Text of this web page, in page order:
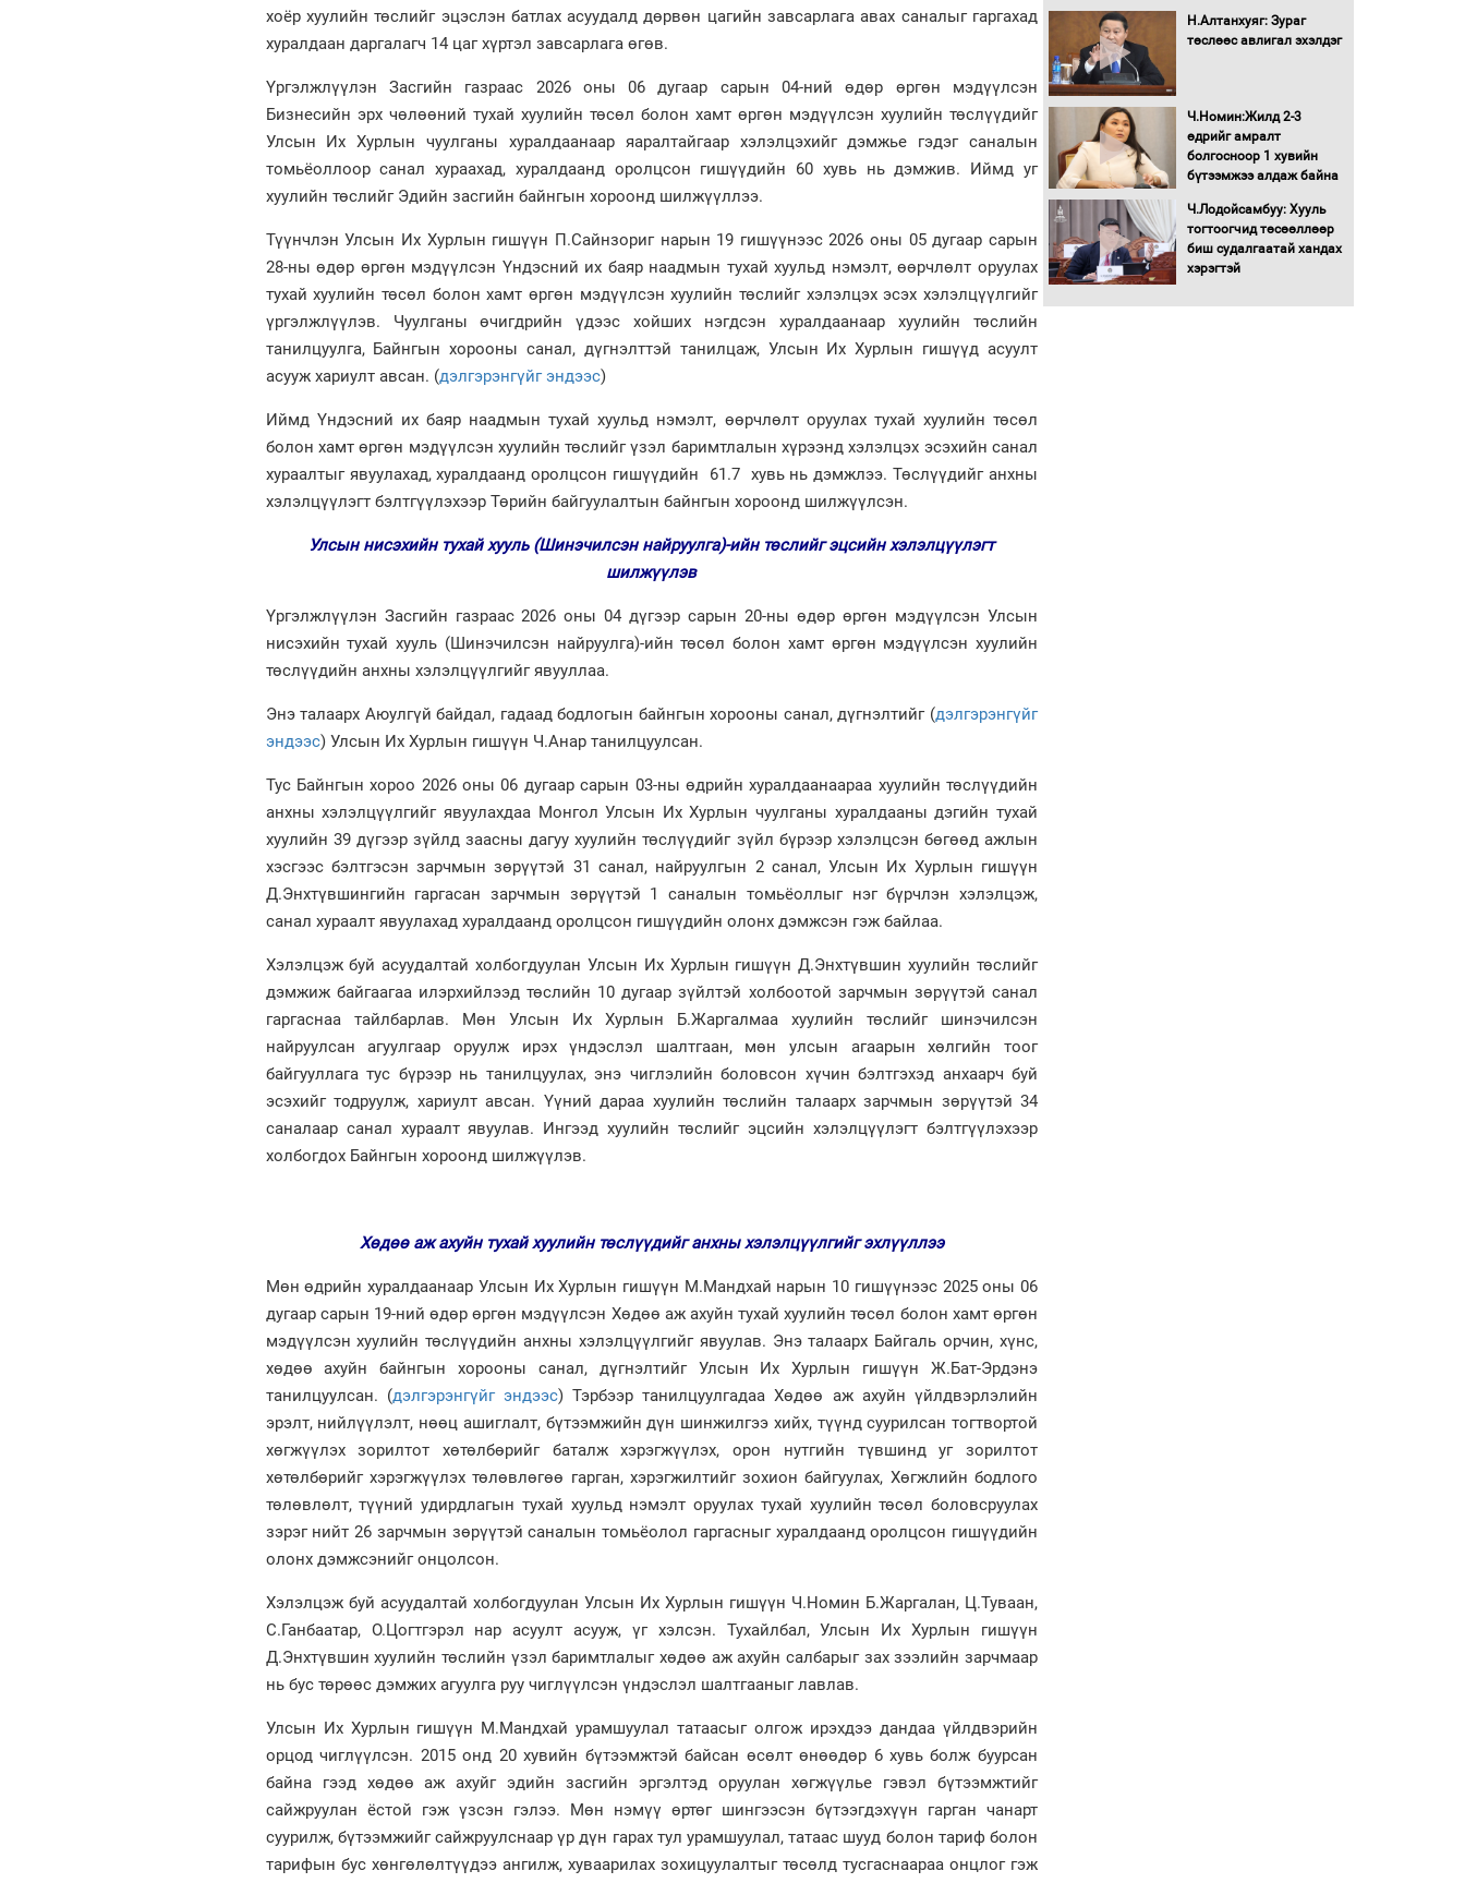
хоёр хуулийн төслийг эцэслэн батлах асуудалд дөрвөн цагийн завсарлага авах саналыг гаргахад
хуралдаан даргалагч 14 цаг хүртэл завсарлага өгөв.
Үргэлжлүүлэн Засгийн газраас 2026 оны 06 дугаар сарын 04-ний өдөр өргөн мэдүүлсэн
Бизнесийн эрх чөлөөний тухай хуулийн төсөл болон хамт өргөн мэдүүлсэн хуулийн төслүүдийг
Улсын Их Хурлын чуулганы хуралдаанаар яаралтайгаар хэлэлцэхийг дэмжье гэдэг саналын
томьёоллоор санал хураахад, хуралдаанд оролцсон гишүүдийн 60 хувь нь дэмжив. Иймд уг
хуулийн төслийг Эдийн засгийн байнгын хороонд шилжүүллээ.
Түүнчлэн Улсын Их Хурлын гишүүн П.Сайнзориг нарын 19 гишүүнээс 2026 оны 05 дугаар сарын
28-ны өдөр өргөн мэдүүлсэн Үндэсний их баяр наадмын тухай хуульд нэмэлт, өөрчлөлт оруулах
тухай хуулийн төсөл болон хамт өргөн мэдүүлсэн хуулийн төслийг хэлэлцэх эсэх хэлэлцүүлгийг
үргэлжлүүлэв. Чуулганы өчигдрийн үдээс хойших нэгдсэн хуралдаанаар хуулийн төслийн
танилцуулга, Байнгын хорооны санал, дүгнэлттэй танилцаж, Улсын Их Хурлын гишүүд асуулт
асууж хариулт авсан. (дэлгэрэнгүйг эндээс)
Иймд Үндэсний их баяр наадмын тухай хуульд нэмэлт, өөрчлөлт оруулах тухай хуулийн төсөл
болон хамт өргөн мэдүүлсэн хуулийн төслийг үзэл баримтлалын хүрээнд хэлэлцэх эсэхийн санал
хураалтыг явуулахад, хуралдаанд оролцсон гишүүдийн 61.7 хувь нь дэмжлээ. Төслүүдийг анхны
хэлэлцүүлэгт бэлтгүүлэхээр Төрийн байгуулалтын байнгын хороонд шилжүүлсэн.
Улсын нисэхийн тухай хууль (Шинэчилсэн найруулга)-ийн төслийг эцсийн хэлэлцүүлэгт
шилжүүлэв
Үргэлжлүүлэн Засгийн газраас 2026 оны 04 дүгээр сарын 20-ны өдөр өргөн мэдүүлсэн Улсын
нисэхийн тухай хууль (Шинэчилсэн найруулга)-ийн төсөл болон хамт өргөн мэдүүлсэн хуулийн
төслүүдийн анхны хэлэлцүүлгийг явууллаа.
Энэ талаарх Аюулгүй байдал, гадаад бодлогын байнгын хорооны санал, дүгнэлтийг (дэлгэрэнгүйг
эндээс) Улсын Их Хурлын гишүүн Ч.Анар танилцуулсан.
Тус Байнгын хороо 2026 оны 06 дугаар сарын 03-ны өдрийн хуралдаанаараа хуулийн төслүүдийн
анхны хэлэлцүүлгийг явуулахдаа Монгол Улсын Их Хурлын чуулганы хуралдааны дэгийн тухай
хуулийн 39 дүгээр зүйлд заасны дагуу хуулийн төслүүдийг зүйл бүрээр хэлэлцсэн бөгөөд ажлын
хэсгээс бэлтгэсэн зарчмын зөрүүтэй 31 санал, найруулгын 2 санал, Улсын Их Хурлын гишүүн
Д.Энхтүвшингийн гаргасан зарчмын зөрүүтэй 1 саналын томьёоллыг нэг бүрчлэн хэлэлцэж,
санал хураалт явуулахад хуралдаанд оролцсон гишүүдийн олонх дэмжсэн гэж байлаа.
Хэлэлцэж буй асуудалтай холбогдуулан Улсын Их Хурлын гишүүн Д.Энхтүвшин хуулийн төслийг
дэмжиж байгаагаа илэрхийлээд төслийн 10 дугаар зүйлтэй холбоотой зарчмын зөрүүтэй санал
гаргаснаа тайлбарлав. Мөн Улсын Их Хурлын Б.Жаргалмаа хуулийн төслийг шинэчилсэн
найруулсан агуулгаар оруулж ирэх үндэслэл шалтгаан, мөн улсын агаарын хөлгийн тоог
байгууллага тус бүрээр нь танилцуулах, энэ чиглэлийн боловсон хүчин бэлтгэхэд анхаарч буй
эсэхийг тодруулж, хариулт авсан. Үүний дараа хуулийн төслийн талаарх зарчмын зөрүүтэй 34
саналаар санал хураалт явуулав. Ингээд хуулийн төслийг эцсийн хэлэлцүүлэгт бэлтгүүлэхээр
холбогдох Байнгын хороонд шилжүүлэв.
Хөдөө аж ахуйн тухай хуулийн төслүүдийг анхны хэлэлцүүлгийг эхлүүллээ
Мөн өдрийн хуралдаанаар Улсын Их Хурлын гишүүн М.Мандхай нарын 10 гишүүнээс 2025 оны 06
дугаар сарын 19-ний өдөр өргөн мэдүүлсэн Хөдөө аж ахуйн тухай хуулийн төсөл болон хамт өргөн
мэдүүлсэн хуулийн төслүүдийн анхны хэлэлцүүлгийг явуулав. Энэ талаарх Байгаль орчин, хүнс,
хөдөө ахуйн байнгын хорооны санал, дүгнэлтийг Улсын Их Хурлын гишүүн Ж.Бат-Эрдэнэ
танилцуулсан. (дэлгэрэнгүйг эндээс) Тэрбээр танилцуулгадаа Хөдөө аж ахуйн үйлдвэрлэлийн
эрэлт, нийлүүлэлт, нөөц ашиглалт, бүтээмжийн дүн шинжилгээ хийх, түүнд суурилсан тогтвортой
хөгжүүлэх зорилтот хөтөлбөрийг баталж хэрэгжүүлэх, орон нутгийн түвшинд уг зорилтот
хөтөлбөрийг хэрэгжүүлэх төлөвлөгөө гарган, хэрэгжилтийг зохион байгуулах, Хөгжлийн бодлого
төлөвлөлт, түүний удирдлагын тухай хуульд нэмэлт оруулах тухай хуулийн төсөл боловсруулах
зэрэг нийт 26 зарчмын зөрүүтэй саналын томьёолол гаргасныг хуралдаанд оролцсон гишүүдийн
олонх дэмжсэнийг онцолсон.
Хэлэлцэж буй асуудалтай холбогдуулан Улсын Их Хурлын гишүүн Ч.Номин Б.Жаргалан, Ц.Туваан,
С.Ганбаатар, О.Цогтгэрэл нар асуулт асууж, үг хэлсэн. Тухайлбал, Улсын Их Хурлын гишүүн
Д.Энхтүвшин хуулийн төслийн үзэл баримтлалыг хөдөө аж ахуйн салбарыг зах зээлийн зарчмаар
нь бус төрөөс дэмжих агуулга руу чиглүүлсэн үндэслэл шалтгааныг лавлав.
Улсын Их Хурлын гишүүн М.Мандхай урамшуулал татаасыг олгож ирэхдээ дандаа үйлдвэрийн
орцод чиглүүлсэн. 2015 онд 20 хувийн бүтээмжтэй байсан өсөлт өнөөдөр 6 хувь болж буурсан
байна гээд хөдөө аж ахуйг эдийн засгийн эргэлтэд оруулан хөгжүүлье гэвэл бүтээмжтийг
сайжруулан ёстой гэж үзсэн гэлээ. Мөн нэмүү өртөг шингээсэн бүтээгдэхүүн гарган чанарт
суурилж, бүтээмжийг сайжруулснаар үр дүн гарах тул урамшуулал, татаас шууд болон тариф болон
тарифын бус хөнгөлөлтүүдээ ангилж, хуваарилах зохицуулалтыг төсөлд тусгаснаараа онцлог гэж
Хөвсгөл нуурын лусыг
тахих төрийн тахилгын
“Хар жагсаалт”-ын
асуудлыг цэгцлэх
чиглэлээр
Монголбанкны
хугацаатай үүрэг өглөө
Ерөнхий сайд Н.Учрал
олимпиадын хүрээнд
Н.Алтанхуяг: Зураг
төслөөс авлигал эхэлдэг
Ч.Номин:Жилд 2-3
өдрийг амралт
болгосноор 1 хувийн
бүтээмжээ алдаж байна
Ч.Лодойсамбуу: Хууль
тогтоогчид төсөөллөөр
биш судалгаатай хандах
хэрэгтэй